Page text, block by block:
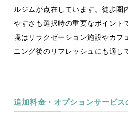
ルジムが点在しています。徒歩圏
やすさも選択時の重要なポイント
境はリラクゼーション施設やカフ
ニング後のリフレッシュにも適し
追加料金・オプションサービス